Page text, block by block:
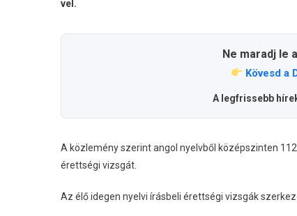
Írásbeli
Vizsgák
vel.
Ne maradj le
Kövesd a
A legfrissebb
A közlemény szerint angol nyelvből középszinten
érettségi vizsgát.
Az élő idegen nyelvi írásbeli érettségi vizsgák